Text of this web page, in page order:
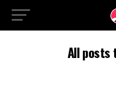
All posts